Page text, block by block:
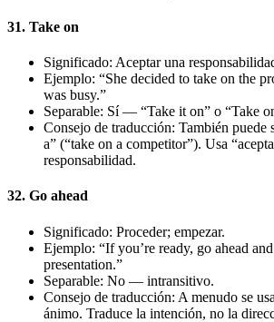
31. Take on
Significado: Aceptar una
Ejemplo: “She decided to take on the
was busy.”
Separable: Sí — “Take it on” o “Take
Consejo de traducción: También puede
a” (“take on a competitor”). Usa
responsabilidad.
32. Go ahead
Significado: Proceder; empezar.
Ejemplo: “If you’re ready, go ahead
presentation.”
Separable: No — intransitivo.
Consejo de traducción: A menudo se
ánimo. Traduce la intención, no la